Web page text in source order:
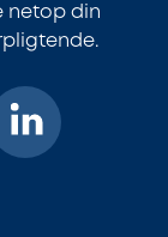
netop din